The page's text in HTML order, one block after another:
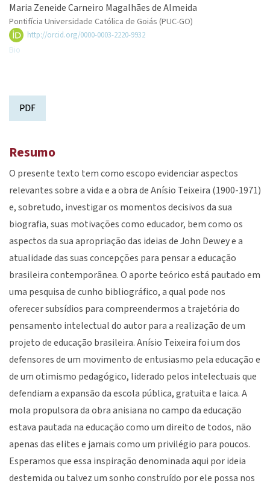
Maria Zeneide Carneiro Magalhães de Almeida
Pontifícia Universidade Católica de Goiás (PUC-GO)
http://orcid.org/0000-0003-2220-9932
Bio
PDF
Resumo
O presente texto tem como escopo evidenciar aspectos
relevantes sobre a vida e a obra de Anísio Teixeira (1900-1971)
e, sobretudo, investigar os momentos decisivos da sua
biografia, suas motivações como educador, bem como os
aspectos da sua apropriação das ideias de John Dewey e a
atualidade das suas concepções para pensar a educação
brasileira contemporânea. O aporte teórico está pautado em
uma pesquisa de cunho bibliográfico, a qual pode nos
oferecer subsídios para compreendermos a trajetória do
pensamento intelectual do autor para a realização de um
projeto de educação brasileira. Anísio Teixeira foi um dos
defensores de um movimento de entusiasmo pela educação e
de um otimismo pedagógico, liderado pelos intelectuais que
defendiam a expansão da escola pública, gratuita e laica. A
mola propulsora da obra anisiana no campo da educação
estava pautada na educação como um direito de todos, não
apenas das elites e jamais como um privilégio para poucos.
Esperamos que essa inspiração denominada aqui por ideia
destemida ou talvez um sonho construído por ele possa nos